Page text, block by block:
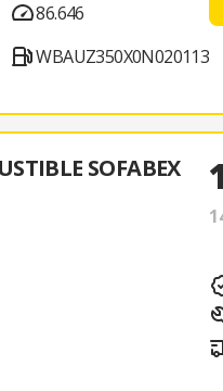
86.646
WBAUZ350X0N020113
SOFABEX